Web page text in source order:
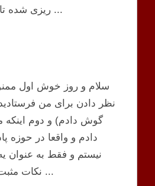
ریزی شده تا خسته کننده نباشد ...
سلام و روز خوش اول
نظر دادن برای من
گوش دادم) و دوم
دادم و واقعا در
نیستم و فقط به عنوان
نکات مثبت : ️ آهنگ اول خیلی ...